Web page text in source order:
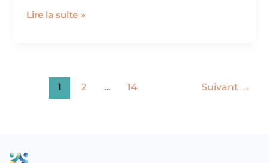
Lire la suite »
1 2 … 14 Suivant →